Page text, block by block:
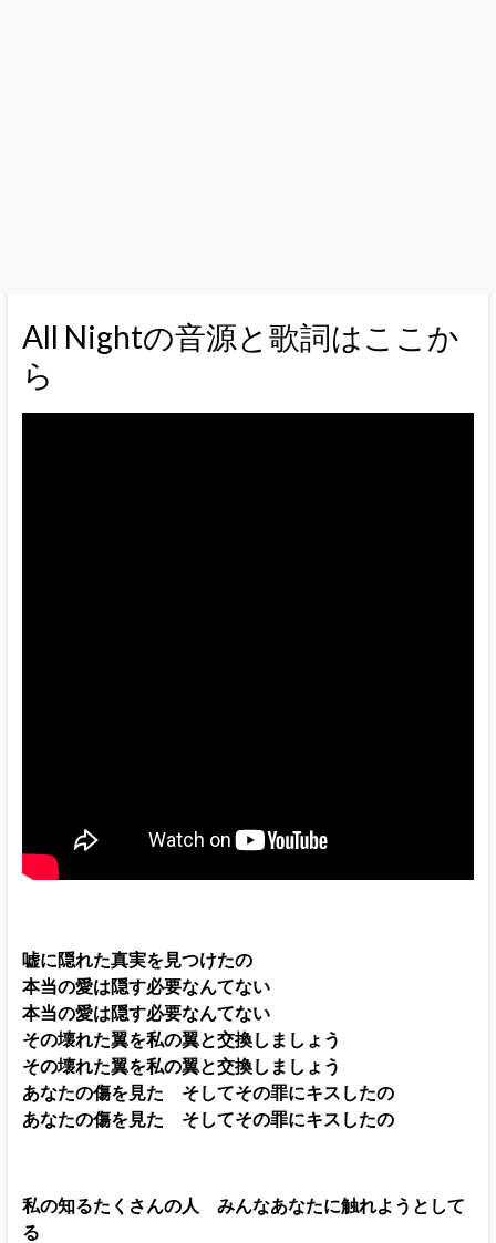
All Nightの音源と歌詞はここか
ら
嘘に隠れた真実を見つけたの
本当の愛は隠す必要なんてない
本当の愛は隠す必要なんてない
その壊れた翼を私の翼と交換しましょう
その壊れた翼を私の翼と交換しましょう
あなたの傷を見た そしてその罪にキスしたの
あなたの傷を見た そしてその罪にキスしたの
私の知るたくさんの人 みんなあなたに触れようとして
る